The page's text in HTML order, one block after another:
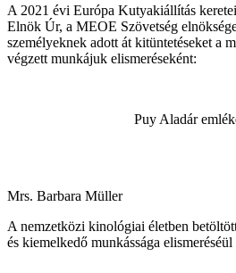
A 2021 évi Európa Kutyakiállítás
Elnök Úr, a MEOE Szövetség
személyeknek adott át kitüntetéseket a
végzett munkájuk elismeréseként:
Puy Aladár
Mrs. Barbara Müller
A nemzetközi kinológiai életben
és kiemelkedő munkássága elismeréséül